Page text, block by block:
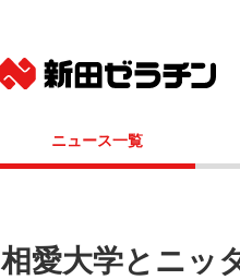
相愛大学とニッ
ニュース一覧
コー